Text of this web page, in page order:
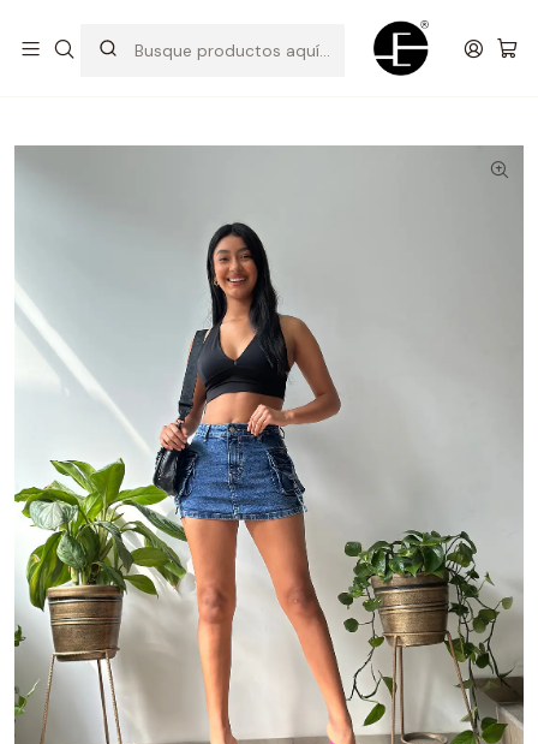
Prendas cómodas y exclusivas para renovar tu estilo
Falda Short Cargo - Acero